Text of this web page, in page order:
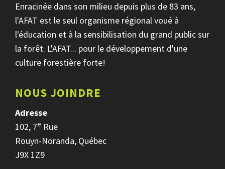
Enracinée dans son milieu depuis plus de 83 ans,
l'AFAT est le seul organisme régional voué à
l'éducation et à la sensibilisation du grand public sur
la forêt. L'AFAT... pour le développement d'une
culture forestière forte!
NOUS JOINDRE
Adresse
102, 7e Rue
Rouyn-Noranda, Québec
J9X 1Z9